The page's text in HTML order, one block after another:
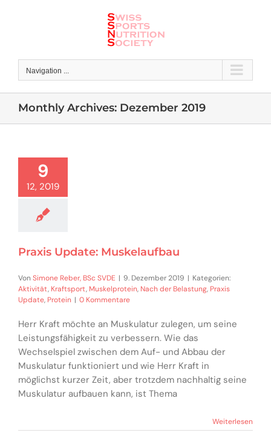
Navigation ...
Monthly Archives: Dezember 2019
9
12, 2019
Praxis Update: Muskelaufbau
Von Simone Reber, BSc SVDE | 9. Dezember 2019 | Kategorien:
Aktivität, Kraftsport, Muskelprotein, Nach der Belastung, Praxis
Update, Protein | 0 Kommentare
Herr Kraft möchte an Muskulatur zulegen, um seine
Leistungsfähigkeit zu verbessern. Wie das
Wechselspiel zwischen dem Auf- und Abbau der
Muskulatur funktioniert und wie Herr Kraft in
möglichst kurzer Zeit, aber trotzdem nachhaltig seine
Muskulatur aufbauen kann, ist Thema
Weiterlesen